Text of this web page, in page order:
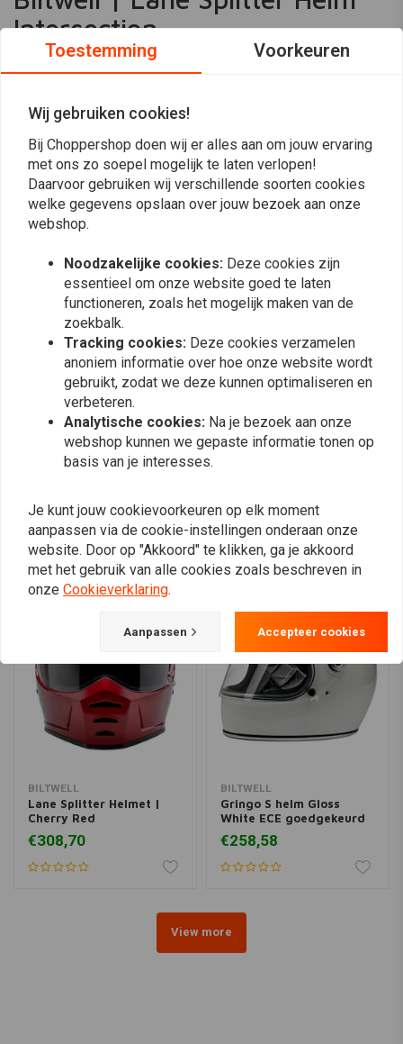
Intersection
Goud/Zilver/Bronze
helm. Ontworpen voor rijders die comfort en prestaties prioriteren, heeft
goedkeuring, garandeert het hoge veiligheidsnormen terwijl het
uitstekende ventilatie en schokabsorptie biedt. De Lane Splitter is ideaal
voor degenen die een betrouwbare helm willen zonder in te boeten op
esthetiek.
Belangrijkste Kenmerken
Robuuste ABS buitenkant
Handgeschilderde afwerking
Geventileerde EPS veiligheidsvoering
Handgestikte binnenpadding
Verwijderbare wangkussens
Duidelijk anti-fog en anti-kras CE-gecertificeerd vizier
Audio communicatietassen in oorholtes
Double-D kinband vergrendelmechanisme
Kinbar ventilatieopeningen en venturi-vent voor luchtstroom
Specificaties
Certificeringen: ECE 06, DOT
Gebruik & Onderhoud Tips
Zorg ervoor dat de helm goed aansluit zonder ongemakkelijk te
Reinig regelmatig het vizier met een zachte doek om
Verwijder wangkussens voor het wassen om het interieur fris te
houden.
Reviews
(0 beoordelingen)
Plaats ook een review
Vergelijkbare producten
BILTWELL
Lane Splitter Helmet |
Cherry Red
€308,70
BILTWELL
Gringo S helm Gloss
White ECE goedgekeurd
€258,58
View more
Toestemming Voorkeuren
Wij gebruiken cookies!
Bij Choppershop doen wij er alles aan om jouw ervaring
met ons zo soepel mogelijk te laten verlopen!
Daarvoor gebruiken wij verschillende soorten cookies
welke gegevens opslaan over jouw bezoek aan onze
webshop.
Noodzakelijke cookies: Deze cookies zijn
essentieel om onze website goed te laten
functioneren, zoals het mogelijk maken van de
zoekbalk.
Tracking cookies: Deze cookies verzamelen
anoniem informatie over hoe onze website wordt
gebruikt, zodat we deze kunnen optimaliseren en
verbeteren.
Analytische cookies: Na je bezoek aan onze
webshop kunnen we gepaste informatie tonen op
basis van je interesses.
Je kunt jouw cookievoorkeuren op elk moment
aanpassen via de cookie-instellingen onderaan onze
website. Door op "Akkoord" te klikken, ga je akkoord
met het gebruik van alle cookies zoals beschreven in
onze Cookieverklaring.
Aanpassen Accepteer cookies